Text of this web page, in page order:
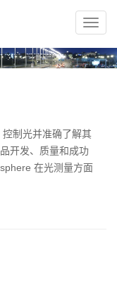
切
导
制光并准确了解其
开发、质量和成功
在光测量方面